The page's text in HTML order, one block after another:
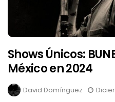
Shows Únicos:
México en 2024
David Domínguez